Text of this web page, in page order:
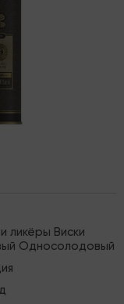
ликёры Виски
Односолодовый